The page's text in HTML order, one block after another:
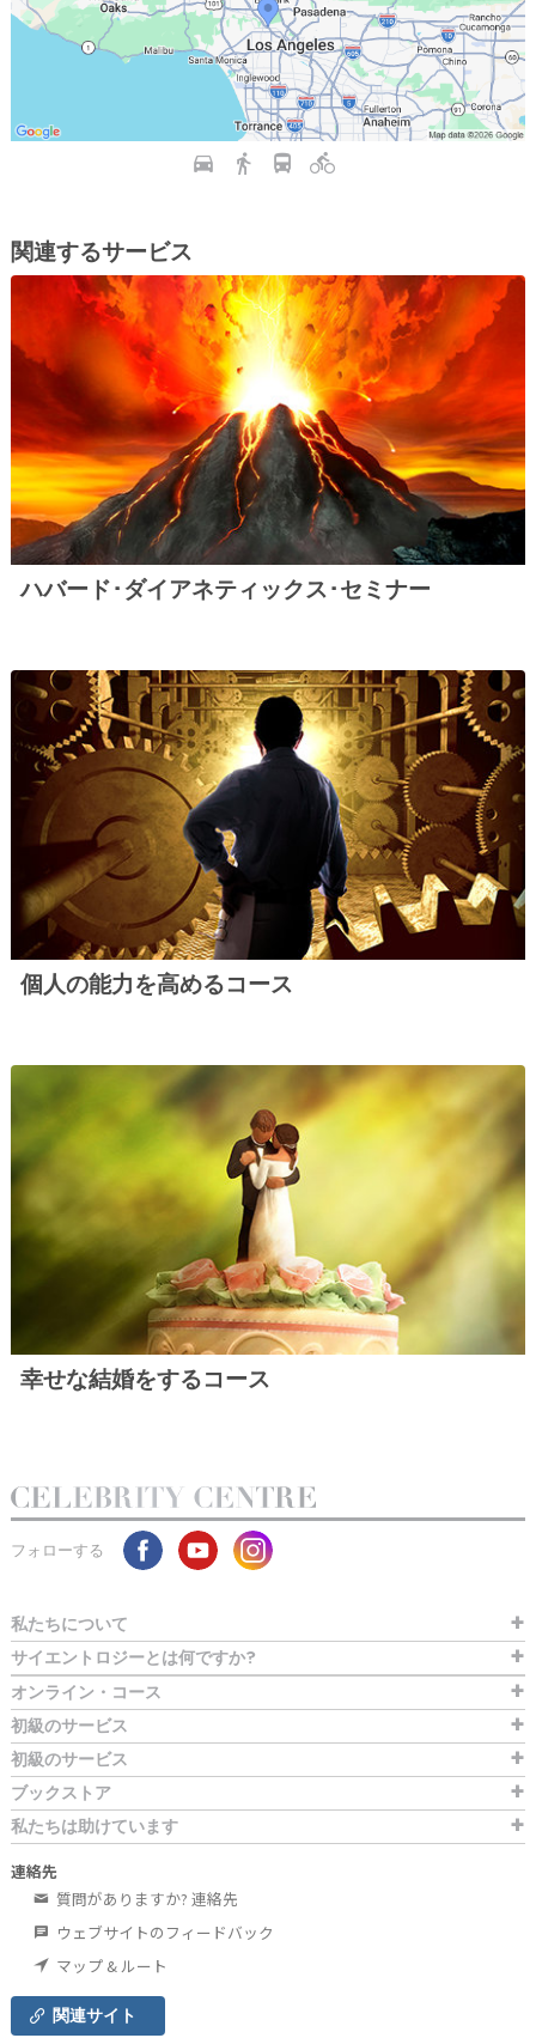
関連するサービス
ハバード･ダイアネティックス･セミナー
個人の能力を高めるコース
幸せな結婚をするコース
フォローする
私たちについて
サイエントロジーとは何ですか?
オンライン・コース
初級のサービス
初級のサービス
ブックストア
私たちは助けています
連絡先
質問がありますか? 連絡先
ウェブサイトのフィードバック
マップ & ルート
関連サイト